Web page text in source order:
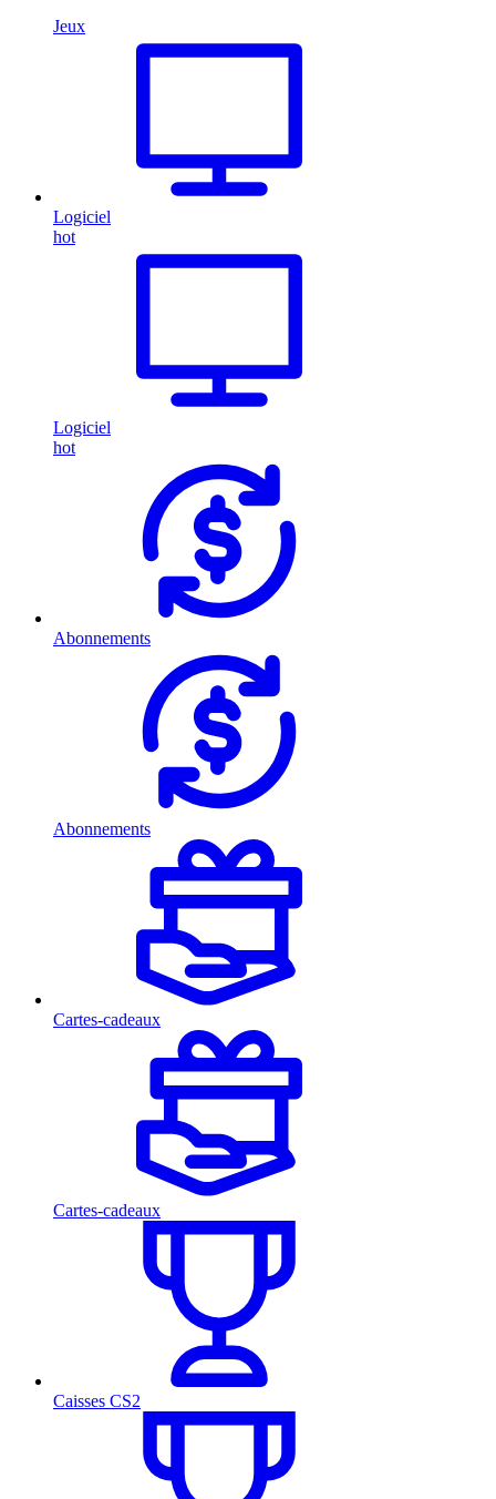
Jeux
Logiciel
hot
Logiciel
hot
Abonnements
Abonnements
Cartes-cadeaux
Cartes-cadeaux
Caisses CS2